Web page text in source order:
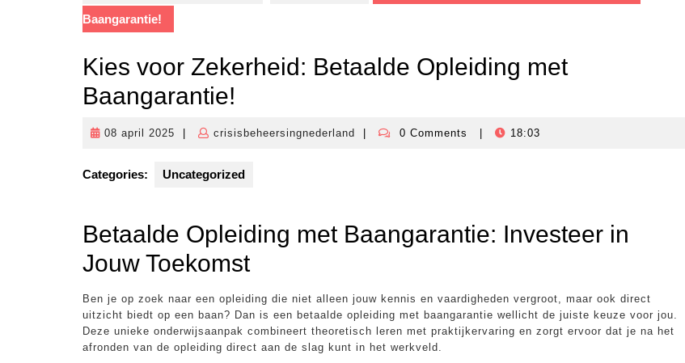
Baangarantie!
Kies voor Zekerheid: Betaalde Opleiding met
Baangarantie!
08 april 2025
08
2025
crisisbeheersingnederland
crisisbeheersingnederland
0 Comments 18:03
Categories: Uncategorized
Betaalde Opleiding met Baangarantie: Investeer in
Jouw Toekomst
Ben je op zoek naar een opleiding die niet alleen jouw kennis en vaardigheden vergroot, maar ook direct
uitzicht biedt op een baan? Dan is een betaalde opleiding met baangarantie wellicht de juiste keuze voor jou.
Deze unieke onderwijsaanpak combineert theoretisch leren met praktijkervaring en zorgt ervoor dat je na het
afronden van de opleiding direct aan de slag kunt in het werkveld.